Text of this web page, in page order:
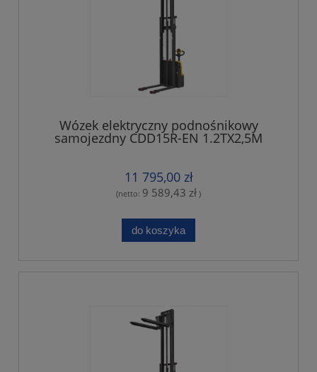
Wózek elektryczny podnośnikowy
samojezdny CDD15R-EN 1.2TX2,5M
regulowane widły
11 795,00 zł
(netto: 9 589,43 zł )
do koszyka